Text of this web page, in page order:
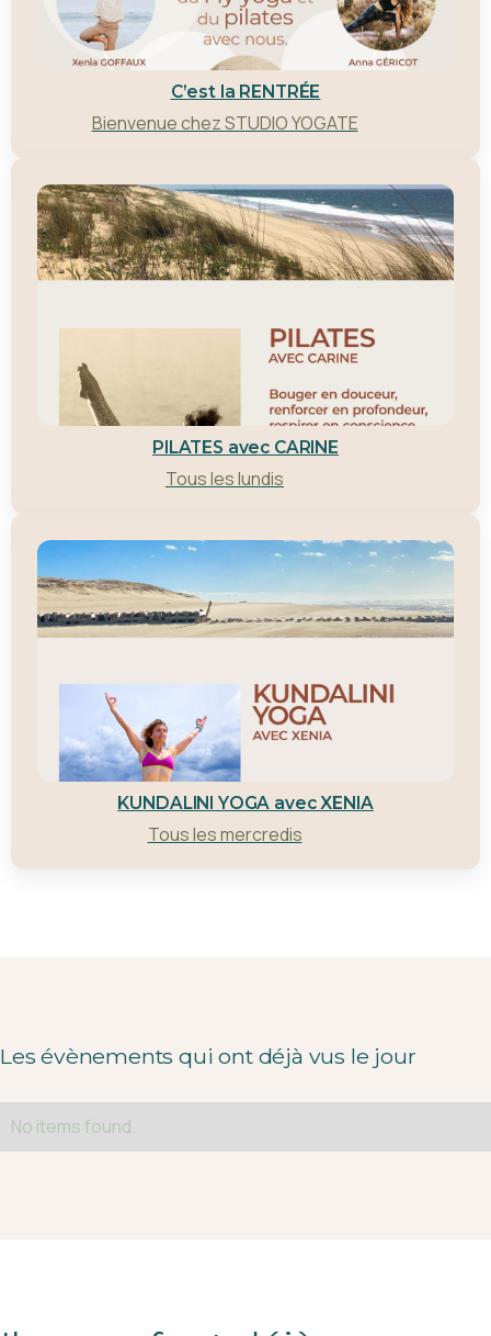
C’est la RENTRÉE
Bienvenue chez STUDIO YOGATE
PILATES avec CARINE
Tous les lundis
KUNDALINI YOGA avec XENIA
Tous les mercredis
Les évènements qui ont déjà vus le jour
No items found.